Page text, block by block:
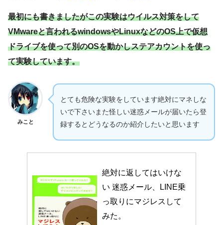
最初にも書きましたがこの実験はウイルス対策をして
VMwareと言われるwindowsやLinuxなどのOS上で仮想
ドライブを使って別のOSを動かしステアカウントを使っ
て実験しています。
みこと
とても危険な実験をしています絶対にマネしな
いで下さいまた怪しい迷惑メールが届いたら登
録するとどうなるのか紹介したいと思います
絶対に返してはいけな
い 迷惑メール、LINE乗
っ取りにマジレスして
みた。